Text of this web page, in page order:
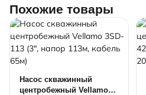
Похожие товары
Насос скважинный
центробежный Vellamo